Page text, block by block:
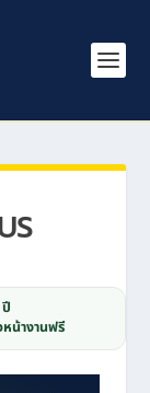
หน้างานฟรี